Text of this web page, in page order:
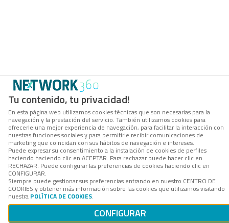
Tu contenido, tu privacidad!
En esta página web utilizamos cookies técnicas que son necesarias para la
navegación y la prestación del servicio. También utilizamos cookies para
ofrecerle una mejor experiencia de navegación, para facilitar la interacción con
nuestras funciones sociales y para permitirle recibir comunicaciones de
marketing que coincidan con sus hábitos de navegación e intereses.
Puede expresar su consentimiento a la instalación de cookies de perfiles
haciendo haciendo clic en ACEPTAR. Para rechazar puede hacer clic en
RECHAZAR. Puede configurar las preferencias de cookies haciendo clic en
CONFIGURAR.
Siempre puede gestionar sus preferencias entrando en nuestro CENTRO DE
COOKIES y obtener más información sobre las cookies que utilizamos visitando
nuestra POLÍTICA DE COOKIES.
CONFIGURAR